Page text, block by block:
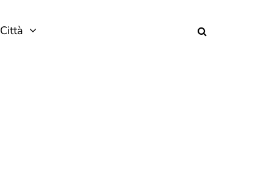
Città